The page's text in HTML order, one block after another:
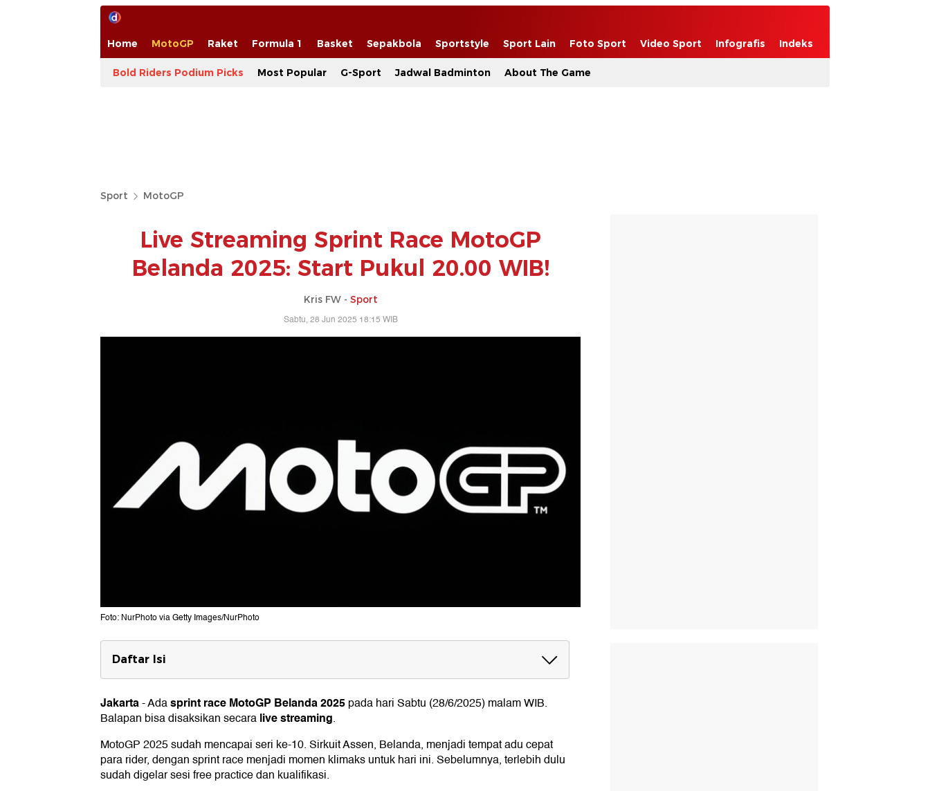
Home MotoGP Raket Formula 1 Basket Sepakbola Sportstyle Sport Lain Foto Sport Video Sport Infografis Indeks
Bold Riders Podium Picks Most Popular G-Sport Jadwal Badminton About The Game
Sport MotoGP
Live Streaming Sprint Race MotoGP
Belanda 2025: Start Pukul 20.00 WIB!
Kris FW - Sport
Sabtu, 28 Jun 2025 18:15 WIB
Foto: NurPhoto via Getty Images/NurPhoto
Daftar Isi
Siaran langsung sprint race MotoGP Belanda 2025
Jakarta-Adasprint race MotoGP Belanda 2025pada hari Sabtu (28/6/2025) malam WIB.
Balapan bisa disaksikan secaralive streaming.
MotoGP 2025 sudah mencapai seri ke-10. Sirkuit Assen, Belanda, menjadi tempat adu cepat
para rider, dengan sprint race menjadi momen klimaks untuk hari ini. Sebelumnya, terlebih dulu
sudah digelar sesi free practice dan kualifikasi.